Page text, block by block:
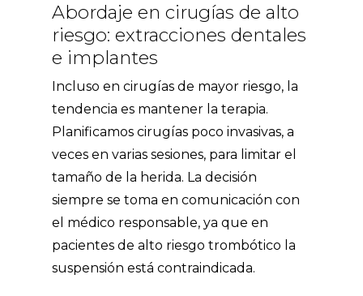
Abordaje en cirugías de alto
riesgo: extracciones dentales
e implantes
Incluso en cirugías de mayor riesgo, la
tendencia es mantener la terapia.
Planificamos cirugías poco invasivas, a
veces en varias sesiones, para limitar el
tamaño de la herida. La decisión
siempre se toma en comunicación con
el médico responsable, ya que en
pacientes de alto riesgo trombótico la
suspensión está contraindicada.